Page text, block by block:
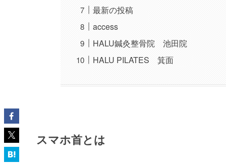
最新の投稿
access
HALU鍼灸整骨院 池田院
HALU PILATES 箕面
スマホ首とは